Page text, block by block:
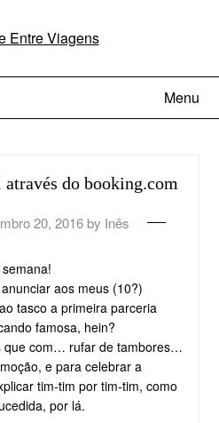
Menu
do booking.com
20, 2016 by Inês
aos meus (10?)
tasco a primeira parceria
famosa, hein?
que com… rufar de tambores…
e para celebrar a
tim-tim por tim-tim, como
por lá.